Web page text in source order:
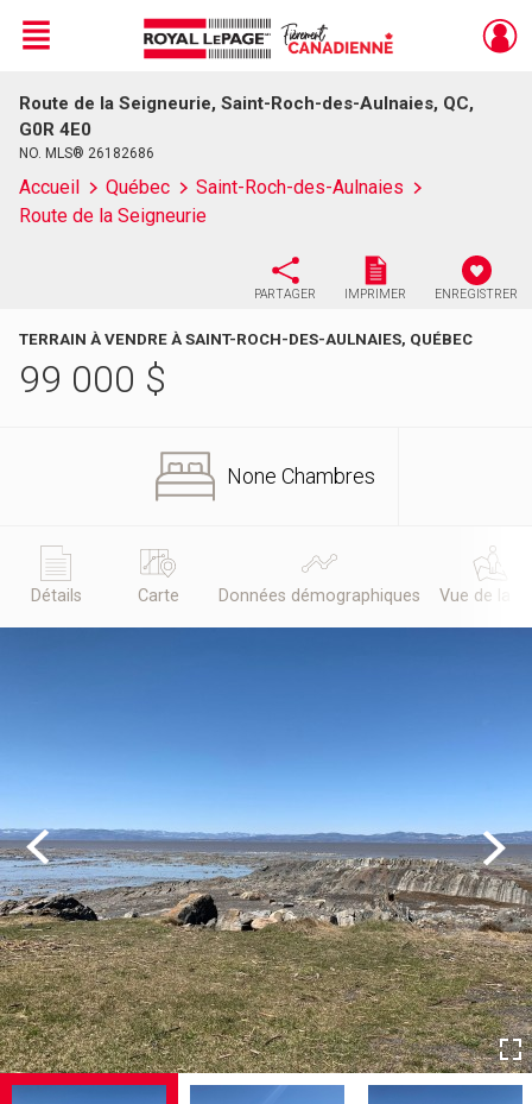
Live
En Direct
Menu
Route de la Seigneurie, Saint-Roch-des-Aulnaies, QC,
G0R 4E0
NO. MLS® 26182686
Accueil Québec
Saint-Roch-des-Aulnaies
Route de la Seigneurie
PARTAGER IMPRIMER ENREGISTRER
TERRAIN À VENDRE À SAINT-ROCH-DES-AULNAIES, QUÉBEC
99 000 $
None Chambres
Détails Carte Données démographiques Vue de la
Previous Next